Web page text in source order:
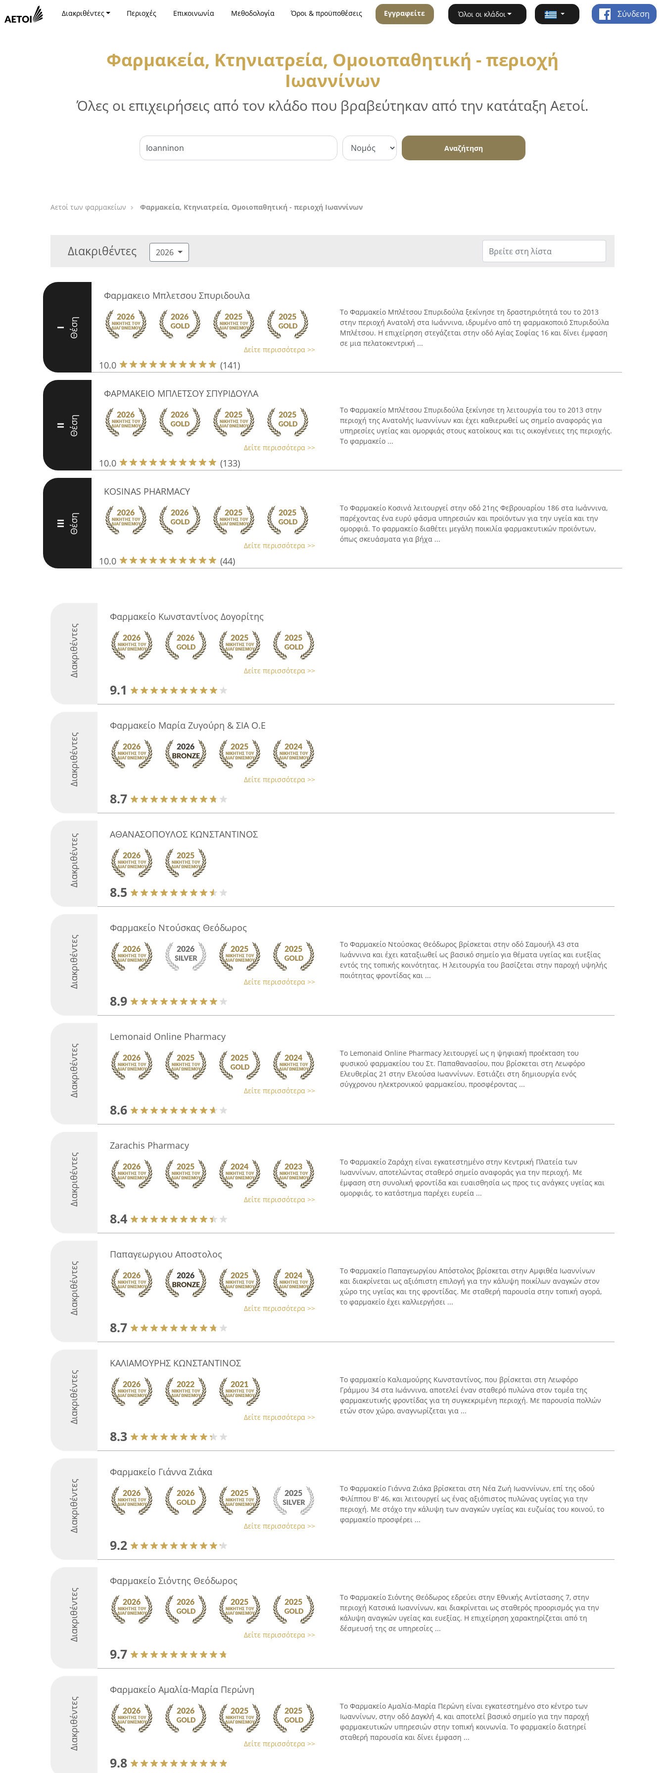
Διακριθέντες Περιοχές Επικοινωνία Μεθοδολογία Όροι & προϋποθέσεις Εγγραφείτε Όλοι οι κλάδοι Σύνδεση
Φαρμακεία, Κτηνιατρεία, Ομοιοπαθητική - περιοχή
Ιωαννίνων
Όλες οι επιχειρήσεις από τον κλάδο που βραβεύτηκαν από την κατάταξη Αετοί.
Αναζήτηση
Αετοί των φαρμακείων Φαρμακεία, Κτηνιατρεία, Ομοιοπαθητική - περιοχή Ιωαννίνων
Διακριθέντες 2026
I Θέση
Φαρμακειο Μπλετσου Σπυριδουλα
Δείτε περισσότερα >>
10.0 (141)
Το Φαρμακείο Μπλέτσου Σπυριδούλα ξεκίνησε τη δραστηριότητά του το 2013
στην περιοχή Ανατολή στα Ιωάννινα, ιδρυμένο από τη φαρμακοποιό Σπυριδούλα
Μπλέτσου. Η επιχείρηση στεγάζεται στην οδό Αγίας Σοφίας 16 και δίνει έμφαση
σε μια πελατοκεντρική ...
II Θέση
ΦΑΡΜΑΚΕΙΟ ΜΠΛΕΤΣΟΥ ΣΠΥΡΙΔΟΥΛΑ
Δείτε περισσότερα >>
10.0 (133)
Το Φαρμακείο Μπλέτσου Σπυριδούλα ξεκίνησε τη λειτουργία του το 2013 στην
περιοχή της Ανατολής Ιωαννίνων και έχει καθιερωθεί ως σημείο αναφοράς για
υπηρεσίες υγείας και ομορφιάς στους κατοίκους και τις οικογένειες της περιοχής.
Το φαρμακείο ...
III Θέση
KOSINAS PHARMACY
Δείτε περισσότερα >>
10.0 (44)
Το Φαρμακείο Κοσινά λειτουργεί στην οδό 21ης Φεβρουαρίου 186 στα Ιωάννινα,
παρέχοντας ένα ευρύ φάσμα υπηρεσιών και προϊόντων για την υγεία και την
ομορφιά. Το φαρμακείο διαθέτει μεγάλη ποικιλία φαρμακευτικών προϊόντων,
όπως σκευάσματα για βήχα ...
Διακριθέντες
Φαρμακείο Κωνσταντίνος Δογορίτης
Δείτε περισσότερα >>
9.1
Διακριθέντες
Φαρμακείο Μαρία Ζυγούρη & ΣΙΑ Ο.Ε
Δείτε περισσότερα >>
8.7
Διακριθέντες ΑΘΑΝΑΣΟΠΟΥΛΟΣ ΚΩΝΣΤΑΝΤΙΝΟΣ
8.5
Διακριθέντες
Φαρμακείο Ντούσκας Θεόδωρος
Δείτε περισσότερα >>
8.9
Το Φαρμακείο Ντούσκας Θεόδωρος βρίσκεται στην οδό Σαμουήλ 43 στα
Ιωάννινα και έχει καταξιωθεί ως βασικό σημείο για θέματα υγείας και ευεξίας
εντός της τοπικής κοινότητας. Η λειτουργία του βασίζεται στην παροχή υψηλής
ποιότητας φροντίδας και ...
Διακριθέντες
Lemonaid Online Pharmacy
Δείτε περισσότερα >>
8.6
Το Lemonaid Online Pharmacy λειτουργεί ως η ψηφιακή προέκταση του
φυσικού φαρμακείου του Στ. Παπαθανασίου, που βρίσκεται στη Λεωφόρο
Ελευθερίας 21 στην Ελεούσα Ιωαννίνων. Εστιάζει στη δημιουργία ενός
σύγχρονου ηλεκτρονικού φαρμακείου, προσφέροντας ...
Διακριθέντες
Zarachis Pharmacy
Δείτε περισσότερα >>
8.4
Το Φαρμακείο Ζαράχη είναι εγκατεστημένο στην Κεντρική Πλατεία των
Ιωαννίνων, αποτελώντας σταθερό σημείο αναφοράς για την περιοχή. Με
έμφαση στη συνολική φροντίδα και ευαισθησία ως προς τις ανάγκες υγείας και
ομορφιάς, το κατάστημα παρέχει ευρεία ...
Διακριθέντες
Παπαγεωργιου Αποστολος
Δείτε περισσότερα >>
8.7
Το Φαρμακείο Παπαγεωργίου Απόστολος βρίσκεται στην Αμφιθέα Ιωαννίνων
και διακρίνεται ως αξιόπιστη επιλογή για την κάλυψη ποικίλων αναγκών στον
χώρο της υγείας και της φροντίδας. Με σταθερή παρουσία στην τοπική αγορά,
το φαρμακείο έχει καλλιεργήσει ...
Διακριθέντες
ΚΑΛΙΑΜΟΥΡΗΣ ΚΩΝΣΤΑΝΤΙΝΟΣ
Δείτε περισσότερα >>
8.3
Το φαρμακείο Καλιαμούρης Κωνσταντίνος, που βρίσκεται στη Λεωφόρο
Γράμμου 34 στα Ιωάννινα, αποτελεί έναν σταθερό πυλώνα στον τομέα της
φαρμακευτικής φροντίδας για τη συγκεκριμένη περιοχή. Με παρουσία πολλών
ετών στον χώρο, αναγνωρίζεται για ...
Διακριθέντες
Φαρμακείο Γιάννα Ζιάκα
Δείτε περισσότερα >>
9.2
Το Φαρμακείο Γιάννα Ζιάκα βρίσκεται στη Νέα Ζωή Ιωαννίνων, επί της οδού
Φιλίππου Β' 46, και λειτουργεί ως ένας αξιόπιστος πυλώνας υγείας για την
περιοχή. Με στόχο την κάλυψη των αναγκών υγείας και ευζωίας του κοινού, το
φαρμακείο προσφέρει ...
Διακριθέντες
Φαρμακείο Σιόντης Θεόδωρος
Δείτε περισσότερα >>
9.7
Το Φαρμακείο Σιόντης Θεόδωρος εδρεύει στην Εθνικής Αντίστασης 7, στην
περιοχή Κατσικά Ιωαννίνων, και διακρίνεται ως σταθερός προορισμός για την
κάλυψη αναγκών υγείας και ευεξίας. Η επιχείρηση χαρακτηρίζεται από τη
δέσμευσή της σε υπηρεσίες ...
Διακριθέντες
Φαρμακείο Αμαλία-Μαρία Περώνη
Δείτε περισσότερα >>
9.8
Το Φαρμακείο Αμαλία-Μαρία Περώνη είναι εγκατεστημένο στο κέντρο των
Ιωαννίνων, στην οδό Δαγκλή 4, και αποτελεί βασικό σημείο για την παροχή
φαρμακευτικών υπηρεσιών στην τοπική κοινωνία. Το φαρμακείο διατηρεί
σταθερή παρουσία και δίνει έμφαση ...